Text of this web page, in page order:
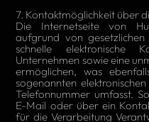
7. Kontaktmöglichkeit über
Die Internetseite von
aufgrund von
schnelle elektronische
Unternehmen sowie eine
ermöglichen, was
sogenannten
Telefonnummer umfasst.
E-Mail oder über ein
für die Verarbeitung